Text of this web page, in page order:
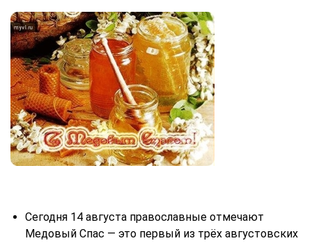
Сегодня 14 августа православные отмечают
Медовый Спас — это первый из трёх августовских